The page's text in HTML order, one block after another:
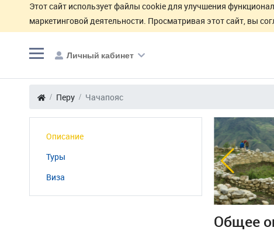
Этот сайт использует файлы cookie для улучшения
маркетинговой деятельности. Просматривая этот сайт, вы
Личный кабинет
Перу Чачапояс
Описание
Туры
Виза
Общее